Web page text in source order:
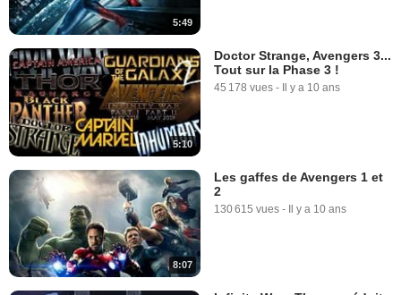
5:49
5:10
Doctor Strange, Avengers 3...
Tout sur la Phase 3 !
45 178 vues - Il y a 10 ans
8:07
Les gaffes de Avengers 1 et
2
130 615 vues - Il y a 10 ans